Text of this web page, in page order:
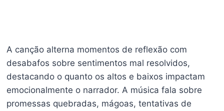
A canção alterna momentos de reflexão com
desabafos sobre sentimentos mal resolvidos,
destacando o quanto os altos e baixos impactam
emocionalmente o narrador. A música fala sobre
promessas quebradas, mágoas, tentativas de